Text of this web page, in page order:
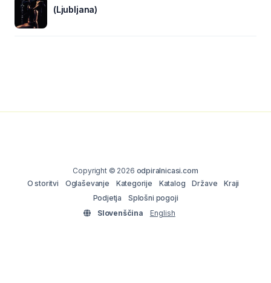
(Ljubljana)
Copyright © 2026 odpiralnicasi.com
O storitvi
Oglaševanje Kategorije Katalog Države
Kraji
Podjetja
Splošni pogoji
Slovenščina
English